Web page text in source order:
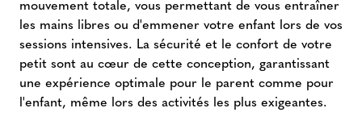
mouvement totale, vous permettant de vous entraîner
les mains libres ou d'emmener votre enfant lors de vos
sessions intensives. La sécurité et le confort de votre
petit sont au cœur de cette conception, garantissant
une expérience optimale pour le parent comme pour
l'enfant, même lors des activités les plus exigeantes.